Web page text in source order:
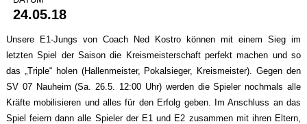
24.05.18
Unsere E1-Jungs von Coach Ned Kostro können mit einem Sieg im
letzten Spiel der Saison die Kreismeisterschaft perfekt machen und so
das „Triple“ holen (Hallenmeister, Pokalsieger, Kreismeister). Gegen den
SV 07 Nauheim (Sa. 26.5. 12:00 Uhr) werden die Spieler nochmals alle
Kräfte mobilisieren und alles für den Erfolg geben. Im Anschluss an das
Spiel feiern dann alle Spieler der E1 und E2 zusammen mit ihren Eltern,